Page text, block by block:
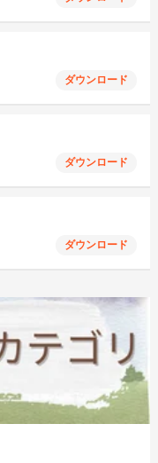
ダウンロード
ダウンロード
ダウンロード